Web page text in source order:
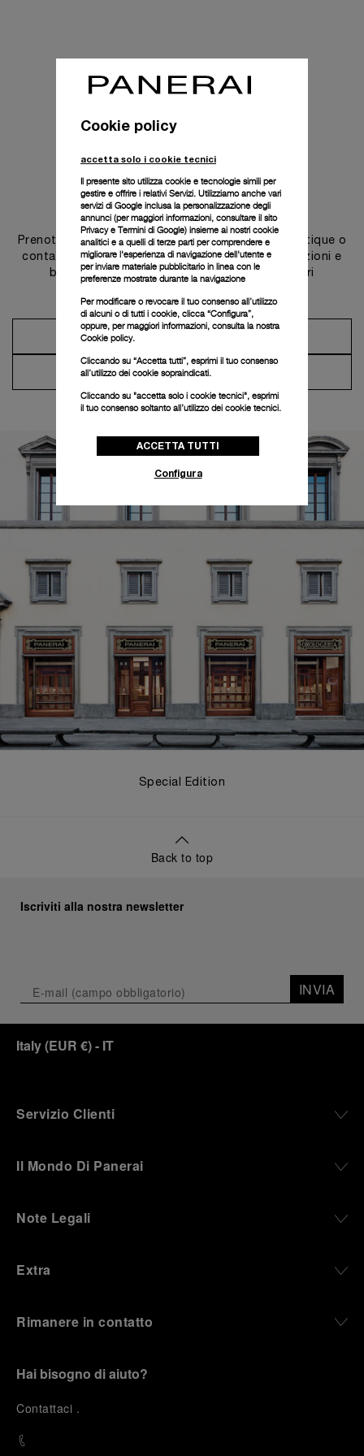
Contattaci
Prenota un appuntamento in una delle nostre boutique o
contatta il nostro concierge per scoprire le collezioni e
beneficiare dei consigli e dei servizi dei nostri
Prendi un appuntamento
Contatta il concierge
Special Edition
Back to top
Iscriviti alla nostra newsletter
INVIA
Italy(EUR €)- IT
Servizio Clienti
Il Mondo Di Panerai
Note Legali
Extra
Rimanere in contatto
Hai bisogno di aiuto?
Contattaci .
Cookie policy
accetta solo i cookie tecnici
Il presente sito utilizza cookie e tecnologie simili per
gestire e offrire i relativi Servizi. Utilizziamo anche vari
servizi di Google inclusa la personalizzazione degli
annunci (per maggiori informazioni, consultare il sito
Privacy e Termini di Google) insieme ai nostri cookie
analitici e a quelli di terze parti per comprendere e
migliorare l'esperienza di navigazione dell'utente e
per inviare materiale pubblicitario in linea con le
preferenze mostrate durante la navigazione
Per modificare o revocare il tuo consenso all’utilizzo
di alcuni o di tutti i cookie, clicca “Configura”,
oppure, per maggiori informazioni, consulta la nostra
Cookie policy.
Cliccando su “Accetta tutti”, esprimi il tuo consenso
all’utilizzo dei cookie sopraindicati.
Cliccando su "accetta solo i cookie tecnici", esprimi
il tuo consenso soltanto all’utilizzo dei cookie tecnici.
ACCETTA TUTTI
Configura